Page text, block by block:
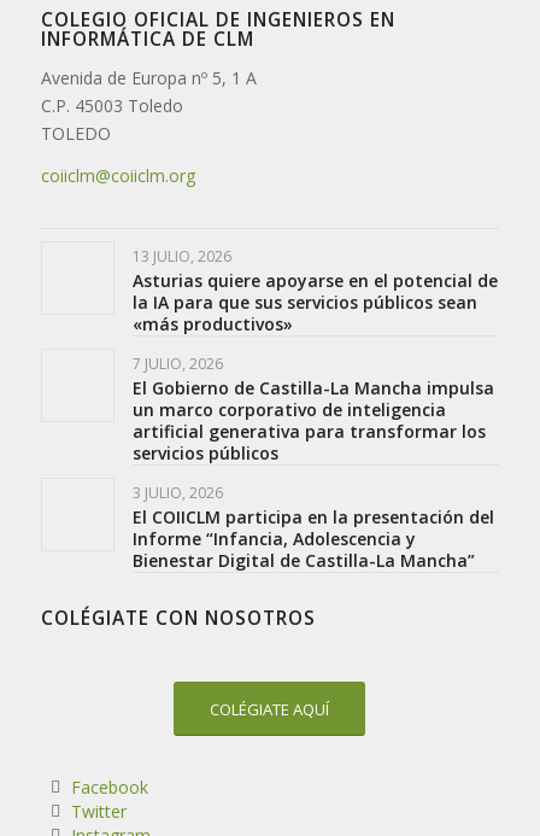
COLEGIO OFICIAL DE INGENIEROS EN
INFORMÁTICA DE CLM
Avenida de Europa nº 5, 1 A
C.P. 45003 Toledo
TOLEDO
coiiclm@coiiclm.org
13 JULIO, 2026
Asturias quiere apoyarse en el potencial de
la IA para que sus servicios públicos sean
«más productivos»
7 JULIO, 2026
El Gobierno de Castilla-La Mancha impulsa
un marco corporativo de inteligencia
artificial generativa para transformar los
servicios públicos
3 JULIO, 2026
El COIICLM participa en la presentación del
Informe “Infancia, Adolescencia y
Bienestar Digital de Castilla-La Mancha”
COLÉGIATE CON NOSOTROS
COLÉGIATE AQUÍ
Facebook
Twitter